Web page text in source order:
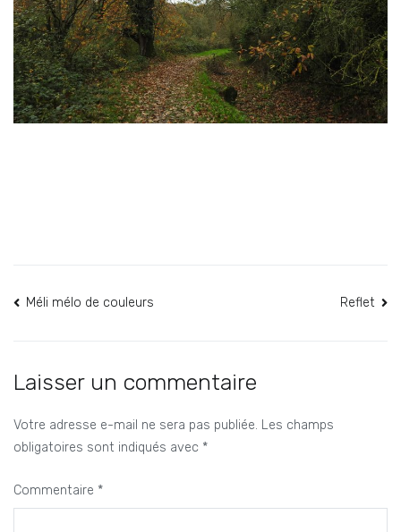
Navigation
l’article
Méli mélo de couleurs Reflet
Laisser un commentaire
Votre adresse e-mail ne sera pas publiée. Les champs
obligatoires sont indiqués avec *
Commentaire *